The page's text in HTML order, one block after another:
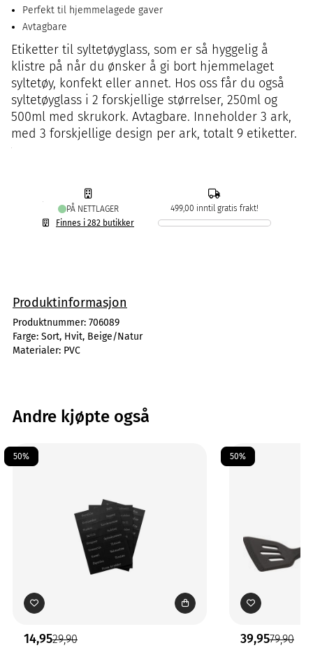
Perfekt til hjemmelagede gaver
Avtagbare
Etiketter til syltetøyglass, som er så hyggelig å
klistre på når du ønsker å gi bort hjemmelaget
syltetøy, konfekt eller annet. Hos oss får du også
syltetøyglass i 2 forskjellige størrelser, 250ml og
500ml med skrukork. Avtagbare. Inneholder 3 ark,
med 3 forskjellige design per ark, totalt 9 etiketter.
PÅ NETTLAGER
Finnes i 282 butikker
499,00 inntil gratis frakt!
Produktinformasjon
Produktnummer: 706089
Farge: Sort, Hvit, Beige/Natur
Materialer: PVC
Andre kjøpte også
50%
14,9529,90
50%
39,9579,90